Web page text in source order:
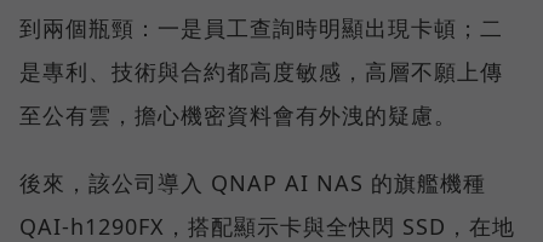
到兩個瓶頸：一是員工查詢時明顯出現卡頓；二
是專利、技術與合約都高度敏感，高層不願上傳
至公有雲，擔心機密資料會有外洩的疑慮。
後來，該公司導入 QNAP AI NAS 的旗艦機種
QAI-h1290FX，搭配顯示卡與全快閃 SSD，在地